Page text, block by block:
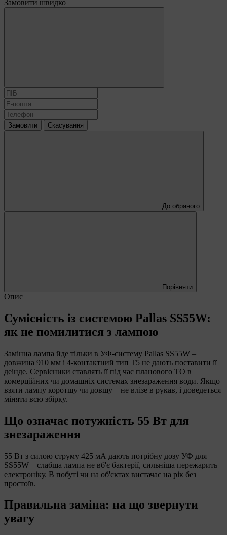
Замовити швидко
Замовити Скасування
До обраного
Порівняти
Опис
Сумісність із системою Pallas SS55W:
як не помилитися з лампою
Замінна лампа йде тільки в УФ-систему Pallas SS55W –
довжина 910 мм і 4-контактний тип T5 не дають поставити її
деінде. Сервісники ставлять її під час планового ТО в
комерційних чи домашніх системах знезараження води. Якщо
взяти лампу коротшу чи довшу – не влізе в рукав, і доведеться
міняти всю збірку.
Що означає потужність 55 Вт для
знезараження
55 Вт з силою струму 425 мА дають потрібну дозу УФ для
SS55W – слабша лампа не вб'є бактерії, сильніша пережарить
електроніку. В побуті чи на об'єктах вистачає на рік без
простоїв.
Правильна заміна: на що звернути
увагу